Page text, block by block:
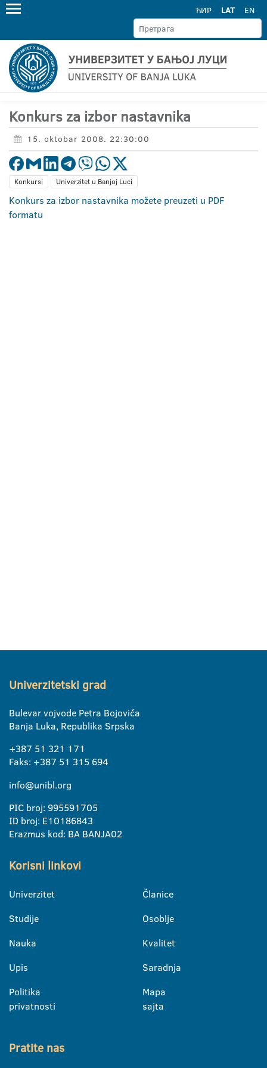
ЋИР LAT EN
Konkurs za izbor nastavnika
15. oktobar 2008. 22:30:00
Konkursi Univerzitet u Banjoj Luci
Konkurs za izbor nastavnika možete preuzeti u PDF
formatu
Univerzitetski grad
Bulevar vojvode Petra Bojovića
Banja Luka, Republika Srpska
+387 51 321 171
Faks: +387 51 315 694
info@unibl.org
PIC broj: 995591705
ID broj: E10186843
Erazmus kod: BA BANJA02
Korisni linkovi
Univerzitet
Studije
Nauka
Upis
Politika
privatnosti
Članice
Osoblje
Kvalitet
Saradnja
Mapa
sajta
Pratite nas